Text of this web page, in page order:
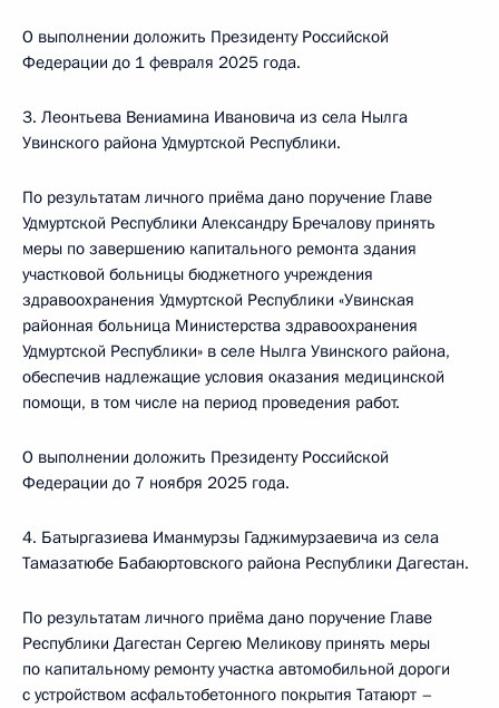
О выполнении доложить Президенту Российской
Федерации до 1 февраля 2025 года.
3. Леонтьева Вениамина Ивановича из села Нылга
Увинского района Удмуртской Республики.
По результатам личного приёма дано поручение Главе
Удмуртской Республики Александру Бречалову принять
меры по завершению капитального ремонта здания
участковой больницы бюджетного учреждения
здравоохранения Удмуртской Республики «Увинская
районная больница Министерства здравоохранения
Удмуртской Республики» в селе Нылга Увинского района,
обеспечив надлежащие условия оказания медицинской
помощи, в том числе на период проведения работ.
О выполнении доложить Президенту Российской
Федерации до 7 ноября 2025 года.
4. Батыргазиева Иманмурзы Гаджимурзаевича из села
Тамазатюбе Бабаюртовского района Республики Дагестан.
По результатам личного приёма дано поручение Главе
Республики Дагестан Сергею Меликову принять меры
по капитальному ремонту участка автомобильной дороги
с устройством асфальтобетонного покрытия Татаюрт –